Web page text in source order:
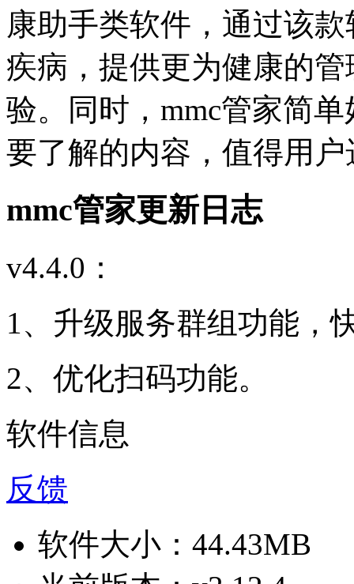
康助手类软件，通过该
疾病，提供更为健康的
验。同时，mmc管家简
要了解的内容，值得用
mmc管家更新日志
v4.4.0：
1、升级服务群组功能，
2、优化扫码功能。
软件信息
反馈
软件大小： 44.43MB